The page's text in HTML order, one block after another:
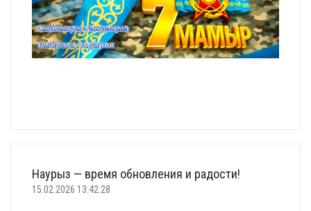
Наурыз — время обновления и радости!
15.02.2026 13:42:28